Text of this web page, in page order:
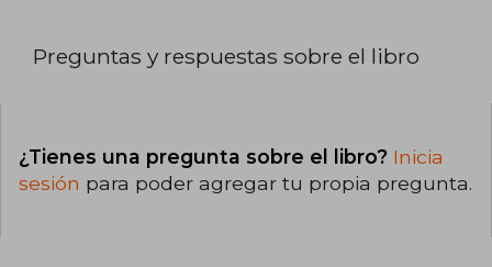
Preguntas y respuestas sobre el libro
¿Tienes una pregunta sobre el libro? Inicia
sesión para poder agregar tu propia pregunta.